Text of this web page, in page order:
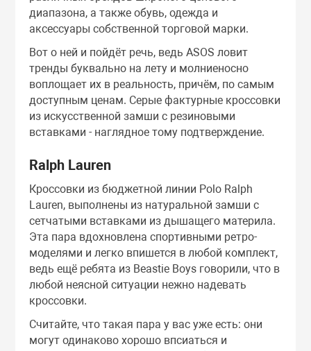
диапазона, а также обувь, одежда и
аксессуары собственной торговой марки.
Вот о ней и пойдёт речь, ведь ASOS ловит
тренды буквально на лету и молниеносно
воплощает их в реальность, причём, по самым
доступным ценам. Серые фактурные кроссовки
из искусственной замши с резиновыми
вставками - наглядное тому подтверждение.
Ralph Lauren
Кроссовки из бюджетной линии Polo Ralph
Lauren, выполнены из натуральной замши с
сетчатыми вставками из дышащего материла.
Эта пара вдохновлена спортивными ретро-
моделями и легко впишется в любой комплект,
ведь ещё ребята из Beastie Boys говорили, что в
любой неясной ситуации нежно надевать
кроссовки.
Считайте, что такая пара у вас уже есть: они
могут одинаково хорошо впсиаться и